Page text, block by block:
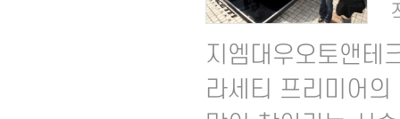
지엠대우오토앤테
라세티 프리미어